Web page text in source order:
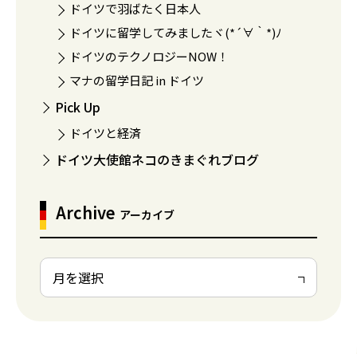
ドイツで羽ばたく日本人
ドイツに留学してみましたヾ(*´∀｀*)ﾉ
ドイツのテクノロジーNOW！
マナの留学日記 in ドイツ
Pick Up
ドイツと経済
ドイツ大使館ネコのきまぐれブログ
Archive アーカイブ